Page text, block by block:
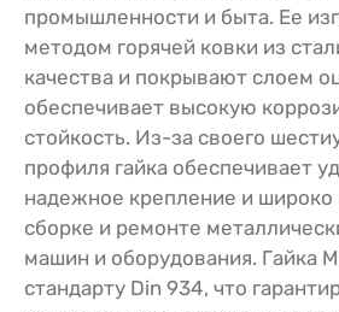
промышленности и быта. Ее
методом горячей ковки из
качества и покрывают слоем
обеспечивает высокую
стойкость. Из-за своего
профиля гайка обеспечивает
надежное крепление и широко
сборке и ремонте
машин и оборудования. Гайка
стандарту Din 934, что